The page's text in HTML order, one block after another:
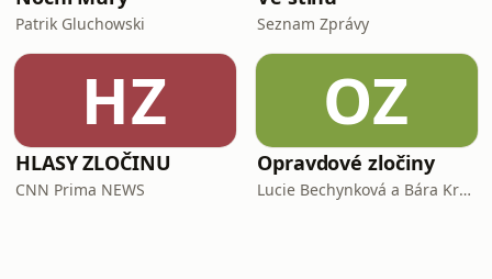
Patrik Gluchowski Seznam Zprávy
HZ
HLASY ZLOČINU
CNN Prima NEWS
OZ
Opravdové zločiny
Lucie Bechynková a Bára Krčmová